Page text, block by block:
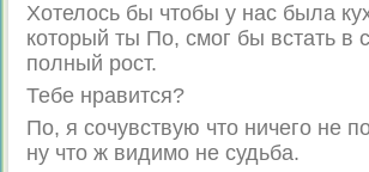
Хотелось бы чтобы у нас была
который ты По, смог бы встать в
полный рост.
Тебе нравится?
По, я сочувствую что ничего не
ну что ж видимо не судьба.